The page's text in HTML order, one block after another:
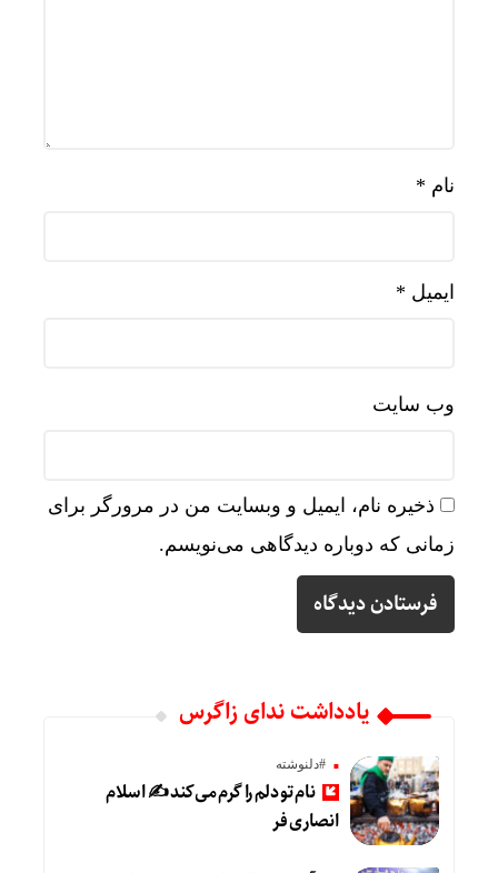
نام *
ایمیل *
وب‌ سایت
ذخیره نام، ایمیل و وبسایت من در مرورگر برای
زمانی که دوباره دیدگاهی می‌نویسم.
یادداشت ندای زاگرس
#دلنوشته
نام تو دلم را گرم می‌کند ✍️ اسلام
انصاری فر